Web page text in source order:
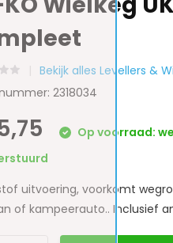
Bekijk alles Levellers &
2318034
Op voorraad:
uitvoering, voorkomt
of kampeerauto.. Inclusief